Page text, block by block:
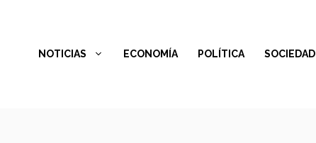
contenidoNOTICIAS ECONOMÍA POLÍTICA SOCIEDAD